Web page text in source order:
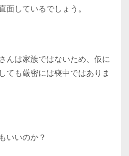
面しているでしょう。
んは家族ではないため、仮に
ても厳密には喪中ではありま
いいのか？